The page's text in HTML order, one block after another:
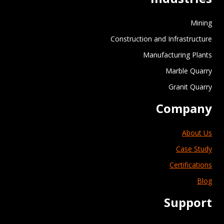
Mining
Construction and Infrastructure
Manufacturing Plants
Marble Quarry
Granit Quarry
Company
About Us
Case Study
Certifications
Blog
Support